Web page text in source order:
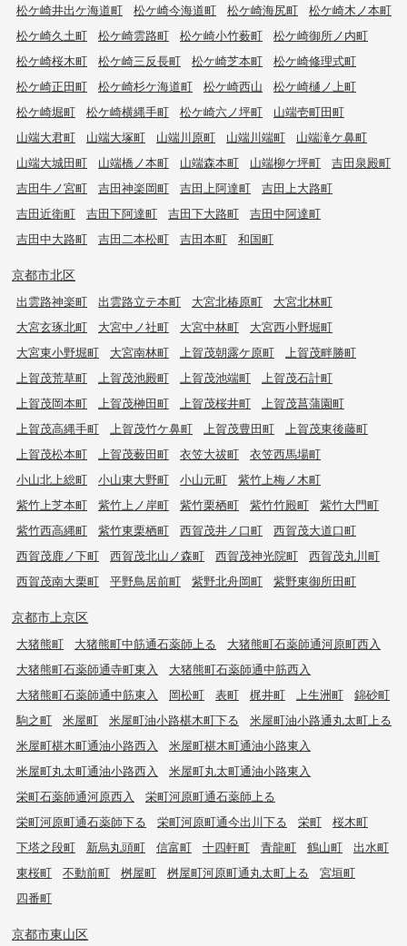
松ケ崎井出ケ海道町
松ケ崎今海道町 松ケ崎海尻町
松ケ崎木ノ本町
松ケ崎久土町
松ケ崎雲路町 松ケ崎小竹薮町
松ケ崎御所ノ内町
松ケ崎桜木町
松ケ崎三反長町 松ケ崎芝本町
松ケ崎修理式町
松ケ崎正田町
松ケ崎杉ケ海道町 松ケ崎西山
松ケ崎樋ノ上町
松ケ崎堀町
松ケ崎横縄手町 松ケ崎六ノ坪町
山端壱町田町
山端大君町
山端大塚町 山端川原町 山端川端町
山端滝ケ鼻町
山端大城田町
山端橋ノ本町 山端森本町 山端柳ケ坪町
吉田泉殿町
吉田牛ノ宮町
吉田神楽岡町 吉田上阿達町
吉田上大路町
吉田近衛町
吉田下阿達町 吉田下大路町
吉田中阿達町
吉田中大路町
吉田二本松町 吉田本町 和国町
京都市北区
出雲路神楽町 出雲路立テ本町 大宮北椿原町
大宮北林町
大宮玄琢北町
大宮中ノ社町 大宮中林町
大宮西小野堀町
大宮東小野堀町
大宮南林町 上賀茂朝露ケ原町
上賀茂畔勝町
上賀茂荒草町
上賀茂池殿町 上賀茂池端町
上賀茂石計町
上賀茂岡本町
上賀茂榊田町 上賀茂桜井町
上賀茂菖蒲園町
上賀茂高縄手町
上賀茂竹ケ鼻町 上賀茂豊田町
上賀茂東後藤町
上賀茂松本町
上賀茂薮田町 衣笠大祓町
衣笠西馬場町
小山北上総町
小山東大野町 小山元町
紫竹上梅ノ木町
紫竹上芝本町
紫竹上ノ岸町 紫竹栗栖町 紫竹竹殿町
紫竹大門町
紫竹西高縄町
紫竹東栗栖町 西賀茂井ノ口町
西賀茂大道口町
西賀茂鹿ノ下町
西賀茂北山ノ森町 西賀茂神光院町
西賀茂丸川町
西賀茂南大栗町
平野鳥居前町 紫野北舟岡町 紫野東御所田町
京都市上京区
大猪熊町 大猪熊町中筋通石薬師上る
大猪熊町石薬師通河原町西入
大猪熊町石薬師通寺町東入
大猪熊町石薬師通中筋西入
大猪熊町石薬師通中筋東入
岡松町 表町 梶井町 上生洲町
錦砂町
駒之町
米屋町 米屋町油小路椹木町下る
米屋町油小路通丸太町上る
米屋町椹木町通油小路西入
米屋町椹木町通油小路東入
米屋町丸太町通油小路西入
米屋町丸太町通油小路東入
栄町石薬師通河原西入
栄町河原町通石薬師上る
栄町河原町通石薬師下る
栄町河原町通今出川下る 栄町
桜木町
下塔之段町
新烏丸頭町 信富町 十四軒町 青龍町 鶴山町
出水町
東桜町
不動前町 桝屋町 桝屋町河原町通丸太町上る
宮垣町
四番町
京都市東山区